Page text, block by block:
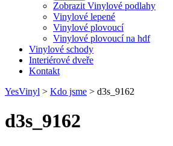
Zobrazit Vinylové podlahy
Vinylové lepené
Vinylové plovoucí
Vinylové plovoucí na hdf
Vinylové schody
Interiérové dveře
Kontakt
YesVinyl > Kdo jsme > d3s_9162
d3s_9162